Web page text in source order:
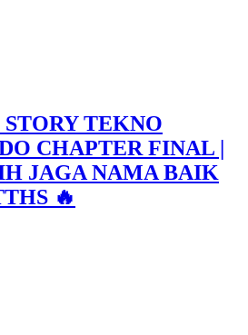
TEKNO
CHAPTER FINAL |
JAGA NAMA BAIK
🔥